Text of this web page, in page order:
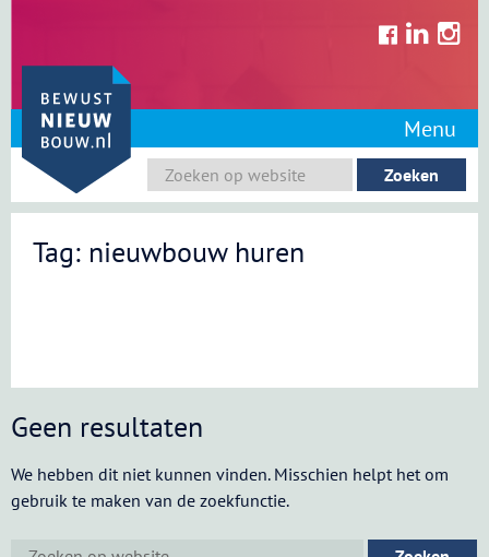
content
Menu
Tag: nieuwbouw huren
Geen resultaten
We hebben dit niet kunnen vinden. Misschien helpt het om
gebruik te maken van de zoekfunctie.